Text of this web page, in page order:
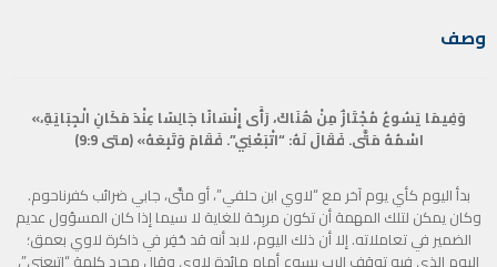
وصف
«وَفِيمَا يَسُوعُ مُجْتَازٌ مِنْ هُنَاكَ، رَأَى إِنْسَانًا جَالِسًا عِنْدَ مَكَانِ الْجِبَايَةِ،
اسْمُهُ مَتَّى. فَقَالَ لَهُ: “اتْبَعْنِي”. فَقَامَ وَتَبِعَهُ» (متى 9:9)
بدأ اليوم كأي يوم آخر مع “لاوي ابن حلفي”، أو متَّى، جابي ضرائب كفرناحوم.
وكان يمكن لتلك المهمة أن تكون مربِحَة للغاية لا سيما إذا كان المسؤول عديم
الضمير في تعاملاته. إلا أن ذلك اليوم، لابد أنه قد حُفِر في ذاكرة لاوي بعمق؛
اليوم الذي فيه توقف الرب يسوع أمام مائدة لاوي وقال مجرد كلمة “اتبعني”،